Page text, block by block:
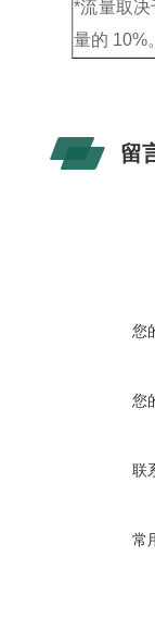
*流量取
量的 10%
留
您
您
联
常